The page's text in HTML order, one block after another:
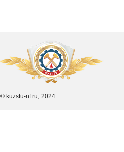
© kuzstu-nf.ru, 2024